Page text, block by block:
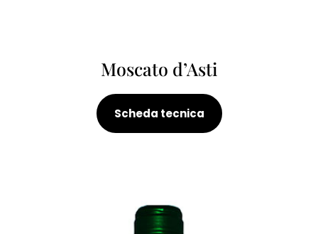
Moscato d’Asti
Scheda tecnica